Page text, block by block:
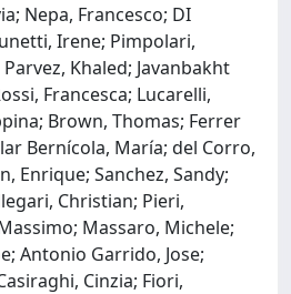
Nepa, Francesco; DI
Irene; Pimpolari,
Khaled; Javanbakht
Francesca; Lucarelli,
Brown, Thomas; Ferrer
Bernícola, María; del Corro,
Enrique; Sanchez, Sandy;
Christian; Pieri,
Massaro, Michele;
Antonio Garrido, Jose;
Cinzia; Fiori,